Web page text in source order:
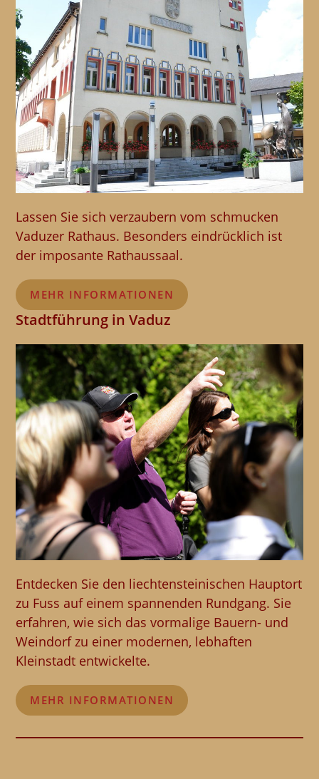
Lassen Sie sich verzaubern vom schmucken
Vaduzer Rathaus. Besonders eindrücklich ist
der imposante Rathaussaal.
MEHR INFORMATIONEN
Stadtführung in Vaduz
Entdecken Sie den liechtensteinischen Hauptort
zu Fuss auf einem spannenden Rundgang. Sie
erfahren, wie sich das vormalige Bauern- und
Weindorf zu einer modernen, lebhaften
Kleinstadt entwickelte.
MEHR INFORMATIONEN